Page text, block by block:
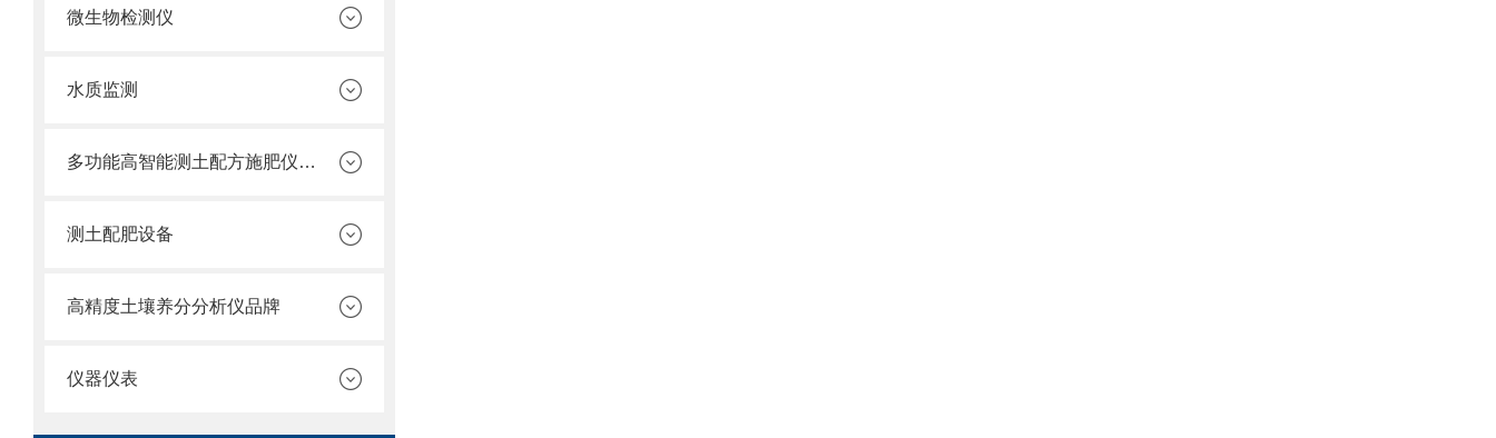
微生物检测仪
水质监测
多功能高智能测土配方施肥仪价格
测土配肥设备
高精度土壤养分分析仪品牌
仪器仪表